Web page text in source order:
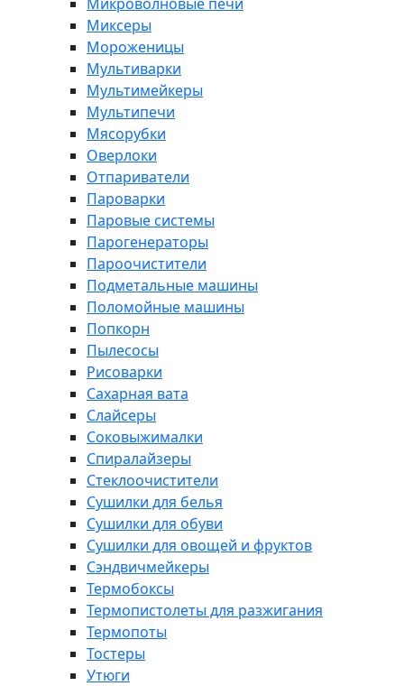
Миксеры
Мороженицы
Мультиварки
Мультимейкеры
Мультипечи
Мясорубки
Оверлоки
Отпариватели
Пароварки
Паровые системы
Парогенераторы
Пароочистители
Подметальные машины
Поломойные машины
Попкорн
Пылесосы
Рисоварки
Сахарная вата
Слайсеры
Соковыжималки
Спиралайзеры
Стеклоочистители
Сушилки для белья
Сушилки для обуви
Сушилки для овощей и фруктов
Сэндвичмейкеры
Термобоксы
Термопистолеты для разжигания
Термопоты
Тостеры
Утюги